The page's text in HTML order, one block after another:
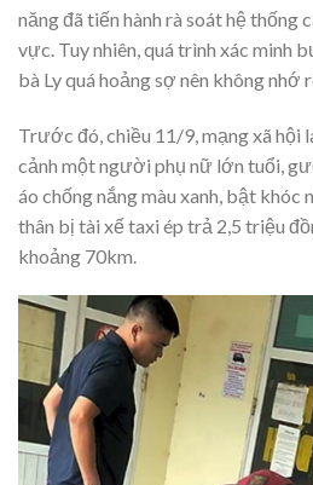
năng đã tiến hành rà soát hệ thống
vực. Tuy nhiên, quá trình xác minh
bà Ly quá hoảng sợ nên không nhớ
Trước đó, chiều 11/9, mạng xã hội
cảnh một người phụ nữ lớn tuổi,
áo chống nắng màu xanh, bật
thân bị tài xế taxi ép trả 2,5 triệu
khoảng 70km.